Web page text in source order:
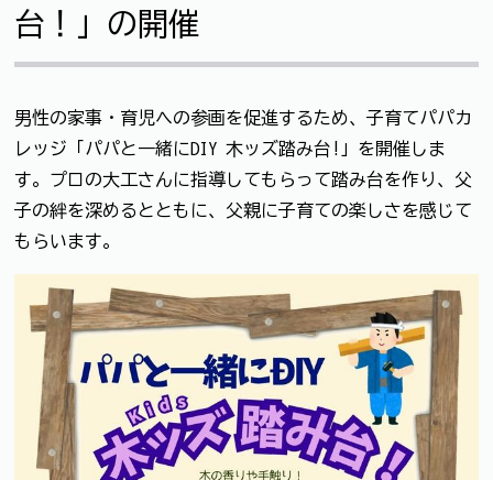
台！」の開催
男性の家事・育児への参画を促進するため、子育てパパカ
レッジ「パパと一緒にDIY 木ッズ踏み台!」を開催しま
す。プロの大工さんに指導してもらって踏み台を作り、父
子の絆を深めるとともに、父親に子育ての楽しさを感じて
もらいます。